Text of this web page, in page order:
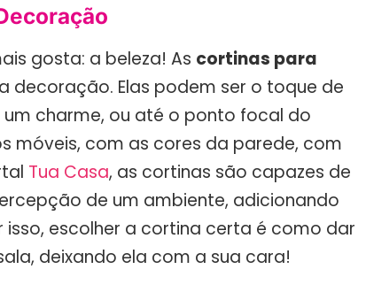
gosta: a beleza! As cortinas para
decoração. Elas podem ser o toque de
charme, ou até o ponto focal do
móveis, com as cores da parede, com
Tua Casa, as cortinas são capazes de
de um ambiente, adicionando
escolher a cortina certa é como dar
deixando ela com a sua cara!